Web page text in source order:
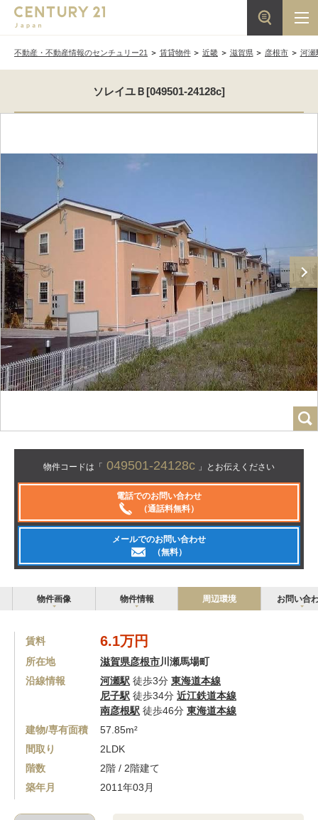
不動産・不動産情報のセンチュリー21 賃貸物件 近畿 滋賀県 彦根市 河瀬
ソレイユＢ[049501-24128c]
物件コードは「 049501-24128c 」とお伝えください
電話でのお問い合わせ
（通話料無料）
メールでのお問い合わせ
（無料）
物件画像 物件情報 周辺環境 お問い合
賃料 6.1万円
所在地 滋賀県彦根市川瀬馬場町
沿線情報
河瀬駅 徒歩3分 東海道本線
尼子駅 徒歩34分 近江鉄道本線
南彦根駅 徒歩46分 東海道本線
建物/専有面積
57.85m²
間取り
2LDK
階数
2階 / 2階建て
築年月
2011年03月